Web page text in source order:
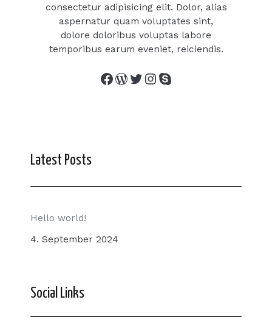
consectetur adipisicing elit. Dolor, alias
aspernatur quam voluptates sint,
dolore doloribus voluptas labore
temporibus earum eveniet, reiciendis.
Facebook
WordPress
Twitter
Instagram
Skype
Latest Posts
Hello world!
4. September 2024
Social Links